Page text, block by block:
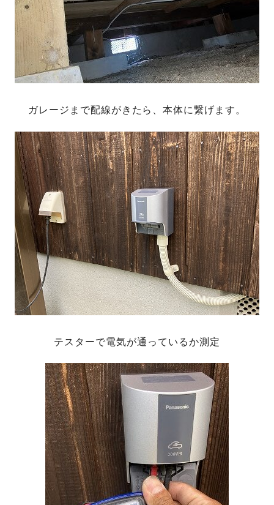
ガレージまで配線がきたら、本体に繋げます。
テスターで電気が通っているか測定